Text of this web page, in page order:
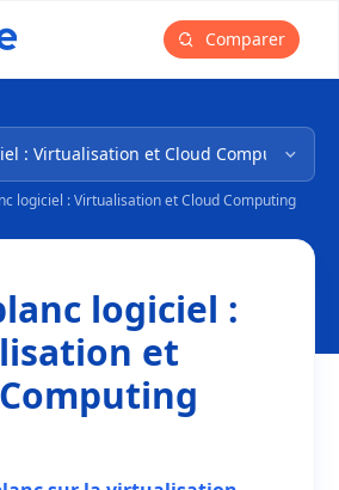
Comparer
logiciel : Virtualisation et Cloud Computing
logiciel :
et